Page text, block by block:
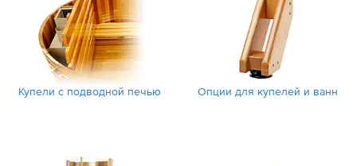
Купели с подводной печью Опции для купелей и ванн